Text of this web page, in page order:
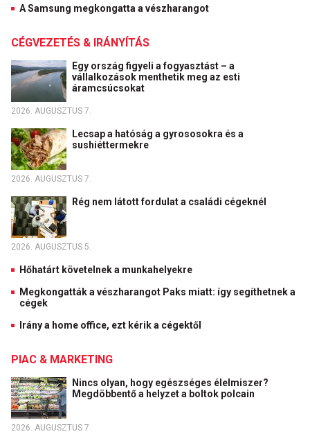
A Samsung megkongatta a vészharangot
CÉGVEZETÉS & IRÁNYÍTÁS
Egy ország figyeli a fogyasztást – a
vállalkozások menthetik meg az esti
áramcsúcsokat
2026. AUGUSZTUS 7.
Lecsap a hatóság a gyrososokra és a
sushiéttermekre
2026. AUGUSZTUS 7.
Rég nem látott fordulat a családi cégeknél
2026. AUGUSZTUS 5.
Hőhatárt követelnek a munkahelyekre
Megkongatták a vészharangot Paks miatt: így segíthetnek a
cégek
Irány a home office, ezt kérik a cégektől
PIAC & MARKETING
Nincs olyan, hogy egészséges élelmiszer?
Megdöbbentő a helyzet a boltok polcain
2026. AUGUSZTUS 7.